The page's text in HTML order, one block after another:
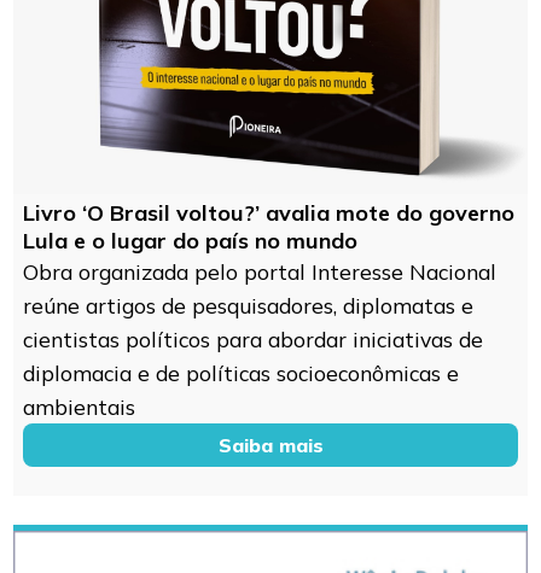
Livro ‘O Brasil voltou?’ avalia mote do governo
Lula e o lugar do país no mundo
Obra organizada pelo portal Interesse Nacional
reúne artigos de pesquisadores, diplomatas e
cientistas políticos para abordar iniciativas de
diplomacia e de políticas socioeconômicas e
ambientais
Saiba mais